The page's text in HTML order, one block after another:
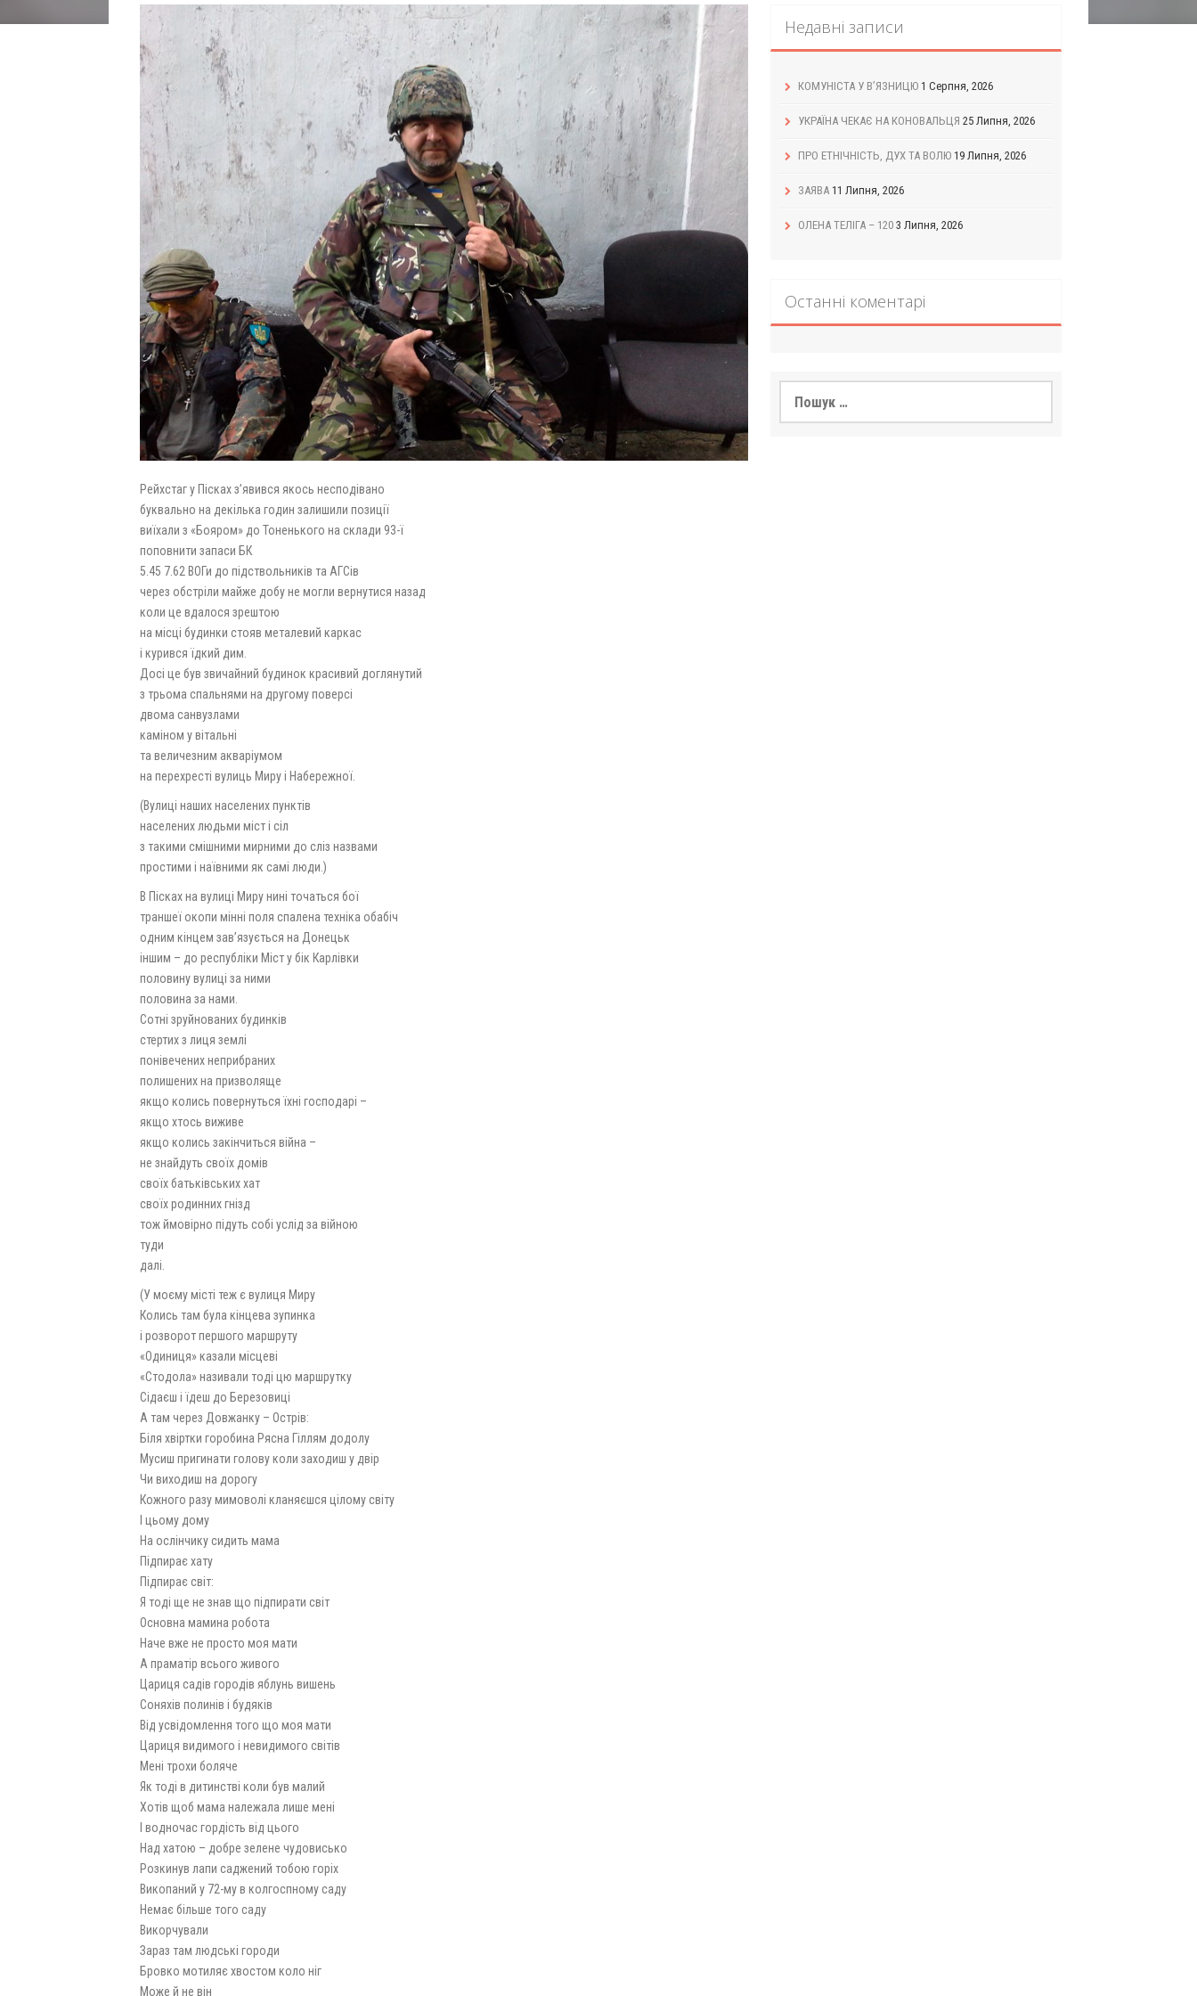
Рейхстаг у Пісках з’явився якось несподівано
буквально на декілька годин залишили позиції
виїхали з «Бояром» до Тоненького на склади 93-ї
поповнити запаси БК
5.45 7.62 ВОГи до підствольників та АГСів
через обстріли майже добу не могли вернутися назад
коли це вдалося зрештою
на місці будинки стояв металевий каркас
і курився їдкий дим.
Досі це був звичайний будинок красивий доглянутий
з трьома спальнями на другому поверсі
двома санвузлами
каміном у вітальні
та величезним акваріумом
на перехресті вулиць Миру і Набережної.
(Вулиці наших населених пунктів
населених людьми міст і сіл
з такими смішними мирними до сліз назвами
простими і наївними як самі люди.)
В Пісках на вулиці Миру нині точаться бої
траншеї окопи мінні поля спалена техніка обабіч
одним кінцем зав’язується на Донецьк
іншим – до республіки Міст у бік Карлівки
половину вулиці за ними
половина за нами.
Сотні зруйнованих будинків
стертих з лиця землі
понівечених неприбраних
полишених на призволяще
якщо колись повернуться їхні господарі –
якщо хтось виживе
якщо колись закінчиться війна –
не знайдуть своїх домів
своїх батьківських хат
своїх родинних гнізд
тож ймовірно підуть собі услід за війною
туди
далі.
(У моєму місті теж є вулиця Миру
Колись там була кінцева зупинка
і розворот першого маршруту
«Одиниця» казали місцеві
«Стодола» називали тоді цю маршрутку
Сідаєш і їдеш до Березовиці
А там через Довжанку – Острів:
Біля хвіртки горобина Рясна Гіллям додолу
Мусиш пригинати голову коли заходиш у двір
Чи виходиш на дорогу
Кожного разу мимоволі кланяєшся цілому світу
І цьому дому
На ослінчику сидить мама
Підпирає хату
Підпирає світ:
Я тоді ще не знав що підпирати світ
Основна мамина робота
Наче вже не просто моя мати
А праматір всього живого
Цариця садів городів яблунь вишень
Соняхів полинів і будяків
Від усвідомлення того що моя мати
Цариця видимого і невидимого світів
Мені трохи боляче
Як тоді в дитинстві коли був малий
Хотів щоб мама належала лише мені
І водночас гордість від цього
Над хатою – добре зелене чудовисько
Розкинув лапи саджений тобою горіх
Викопаний у 72-му в колгоспному саду
Немає більше того саду
Викорчували
Зараз там людські городи
Бровко мотиляє хвостом коло ніг
Може й не він
Недавні записи
КОМУНІСТА У В’ЯЗНИЦЮ 1 Серпня, 2026
УКРАЇНА ЧЕКАЄ НА КОНОВАЛЬЦЯ 25 Липня, 2026
ПРО ЕТНІЧНІСТЬ, ДУХ ТА ВОЛЮ 19 Липня, 2026
ЗАЯВА 11 Липня, 2026
ОЛЕНА ТЕЛІГА – 120 3 Липня, 2026
Останні коментарі